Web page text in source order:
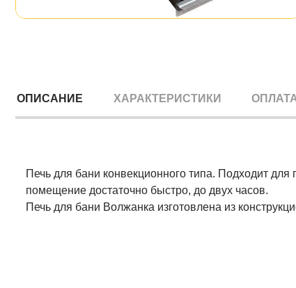
ОПИСАНИЕ ХАРАКТЕРИСТИКИ
Печь для бани конвекционного типа. Подходит
помещение достаточно быстро, до двух часов.
Печь для бани Волжанка изготовлена из